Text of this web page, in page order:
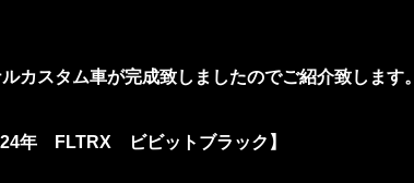
カスタム車が完成致しましたのでご紹介致します。
年 FLTRX ビビットブラック】